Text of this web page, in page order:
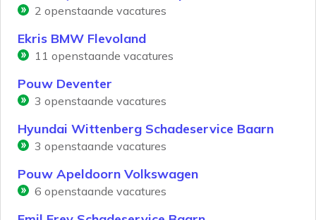
2 openstaande vacatures
Ekris BMW Flevoland
11 openstaande vacatures
Pouw Deventer
3 openstaande vacatures
Hyundai Wittenberg Schadeservice Baarn
3 openstaande vacatures
Pouw Apeldoorn Volkswagen
6 openstaande vacatures